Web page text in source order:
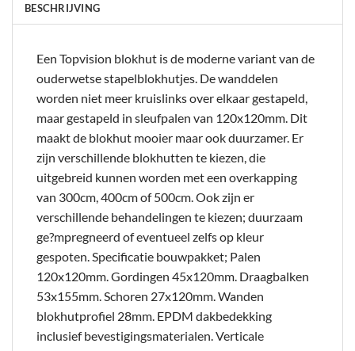
BESCHRIJVING
Een Topvision blokhut is de moderne variant van de
ouderwetse stapelblokhutjes. De wanddelen
worden niet meer kruislinks over elkaar gestapeld,
maar gestapeld in sleufpalen van 120x120mm. Dit
maakt de blokhut mooier maar ook duurzamer. Er
zijn verschillende blokhutten te kiezen, die
uitgebreid kunnen worden met een overkapping
van 300cm, 400cm of 500cm. Ook zijn er
verschillende behandelingen te kiezen; duurzaam
ge?mpregneerd of eventueel zelfs op kleur
gespoten. Specificatie bouwpakket; Palen
120x120mm. Gordingen 45x120mm. Draagbalken
53x155mm. Schoren 27x120mm. Wanden
blokhutprofiel 28mm. EPDM dakbedekking
inclusief bevestigingsmaterialen. Verticale